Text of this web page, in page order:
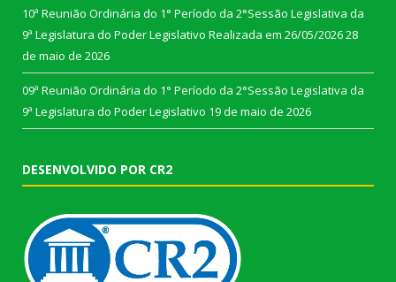
10ª Reunião Ordinária do 1° Período da 2°Sessão Legislativa da
9ª Legislatura do Poder Legislativo Realizada em 26/05/202628
de maio de 2026
09ª Reunião Ordinária do 1° Período da 2°Sessão Legislativa da
9ª Legislatura do Poder Legislativo 19 de maio de 2026
DESENVOLVIDO POR CR2